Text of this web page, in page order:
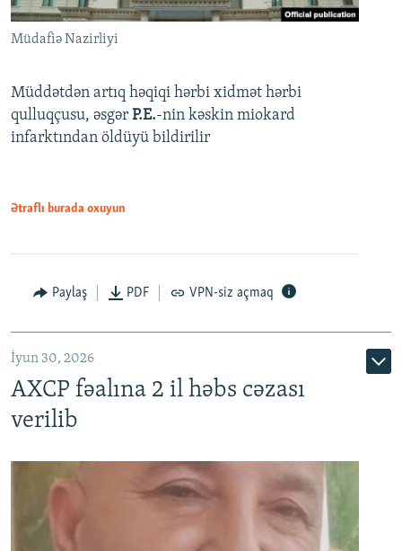
Müdafiə Nazirliyi
Müddətdən artıq həqiqi hərbi xidmət hərbi
qulluqçusu, əsgər P.E.-nin kəskin miokard
infarktından öldüyü bildirilir
Ətraflı burada oxuyun
Paylaş PDF VPN-siz açmaq
İyun 30, 2026
AXCP fəalına 2 il həbs cəzası
verilib